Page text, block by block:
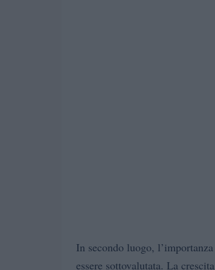
In secondo luogo,
essere sottovalutata. La